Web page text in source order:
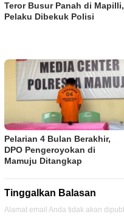
Teror Busur Panah di Mapilli,
Pelaku Dibekuk Polisi
Pelarian 4 Bulan Berakhir,
DPO Pengeroyokan di
Mamuju Ditangkap
Tinggalkan Balasan
Alamat email Anda tidak akan